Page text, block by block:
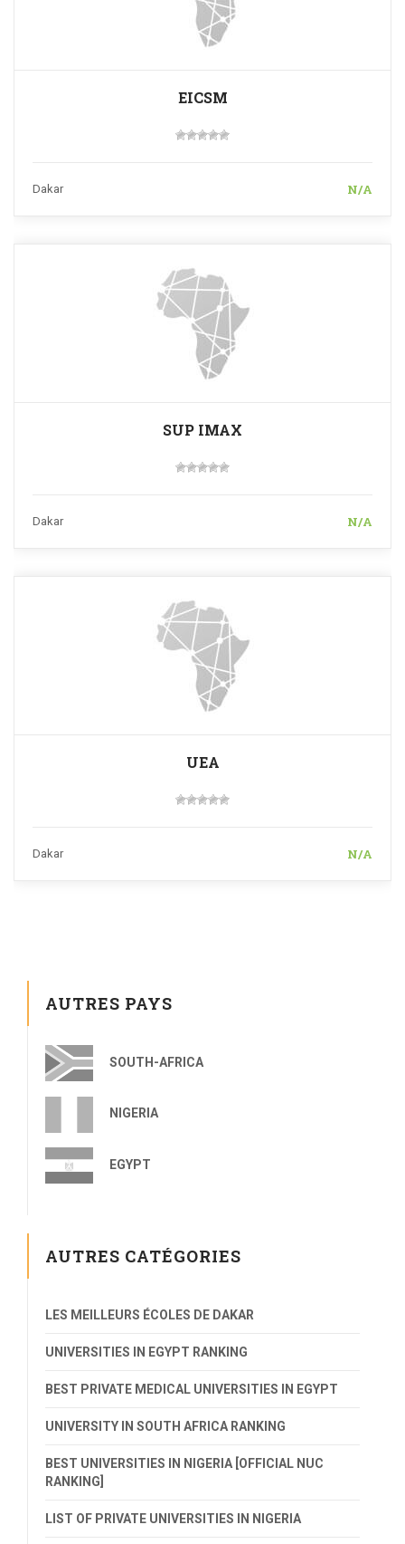
EICSM
Dakar N/A
SUP IMAX
Dakar N/A
UEA
Dakar N/A
AUTRES PAYS
SOUTH-AFRICA
NIGERIA
EGYPT
AUTRES CATÉGORIES
LES MEILLEURS ÉCOLES DE DAKAR
UNIVERSITIES IN EGYPT RANKING
BEST PRIVATE MEDICAL UNIVERSITIES IN EGYPT
UNIVERSITY IN SOUTH AFRICA RANKING
BEST UNIVERSITIES IN NIGERIA [OFFICIAL NUC
RANKING]
LIST OF PRIVATE UNIVERSITIES IN NIGERIA